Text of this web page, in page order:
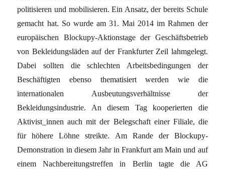
politisieren und mobilisieren. Ein Ansatz, der bereits Schule
gemacht hat. So wurde am 31. Mai 2014 im Rahmen der
europäischen Blockupy-Aktionstage der Geschäftsbetrieb
von Bekleidungsläden auf der Frankfurter Zeil lahmgelegt.
Dabei sollten die schlechten Arbeitsbedingungen der
Beschäftigten ebenso thematisiert werden wie die
internationalen Ausbeutungsverhältnisse der
Bekleidungsindustrie. An diesem Tag kooperierten die
Aktivist_innen auch mit der Belegschaft einer Filiale, die
für höhere Löhne streikte. Am Rande der Blockupy-
Demonstration in diesem Jahr in Frankfurt am Main und auf
einem Nachbereitungstreffen in Berlin tagte die AG